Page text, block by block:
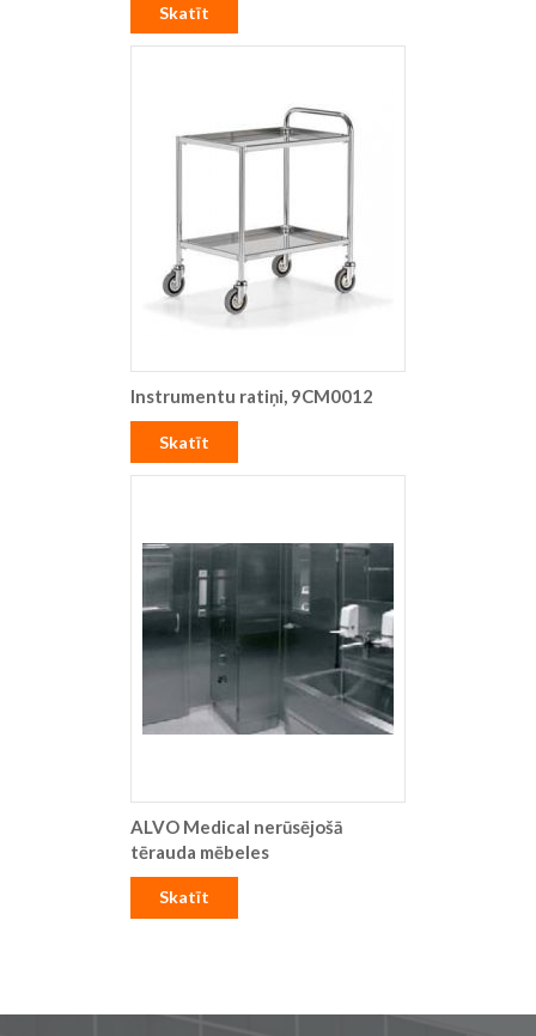
Skatīt
Instrumentu ratiņi, 9CM0012
Skatīt
ALVO Medical nerūsējošā
tērauda mēbeles
Skatīt